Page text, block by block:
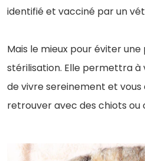
identifié et vacciné par un
Mais le mieux pour éviter
stérilisation. Elle permettra
de vivre sereinement et vous
retrouver avec des chiots ou